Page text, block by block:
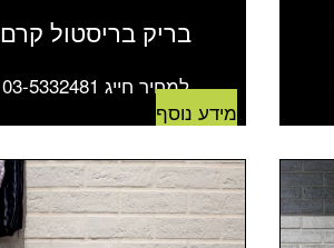
בריק בריסטול קרם
למחיר חייג 03-5332481
מידע נוסף